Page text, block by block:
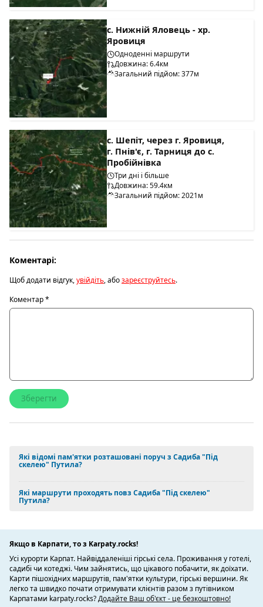
с. Нижній Яловець - хр.
Яровиця
Одноденні маршрути
Довжина: 6.4км
Загальний підйом: 377м
с. Шепіт, через г. Яровиця,
г. Пнів'є, г. Тарниця до с.
Пробійнівка
Три дні і більше
Довжина: 59.4км
Загальний підйом: 2021м
Коментарі:
Щоб додати відгук,увійдіть, абозареєструйтесь.
Коментар*
Які відомі пам'ятки розташовані поруч з Садиба "Під
скелею" Путила?
Які маршрути проходять повз Садиба "Під скелею"
Путила?
Якщо в Карпати, то з Karpaty.rocks!
Усі курорти Карпат. Найвіддаленіші гірські села. Проживання у готелі,
садибі чи котеджі. Чим зайнятись, що цікавого побачити, як доїхати.
Карти пішохідних маршрутів, пам'ятки культури, гірські вершини. Як
легко та швидко почати отримувати клієнтів разом з путівником
Карпатами karpaty.rocks?Додайте Ваш об'єкт - це безкоштовно!